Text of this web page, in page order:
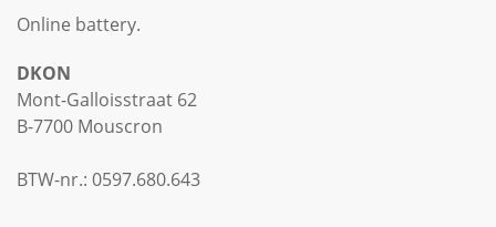
Online battery.
DKON
Mont-Galloisstraat 62
B-7700 Mouscron
BTW-nr.: 0597.680.643